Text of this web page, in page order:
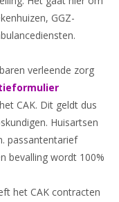
GGZ-
verleende zorg
CAK. Dit geldt dus
Huisartsen
passantentarief
bevalling wordt 100%
het CAK contracten